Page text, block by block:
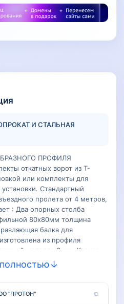
И СТАЛЬНАЯ
ПРОФИЛЯ
откатных ворот из Т-
или комплекты для
Стандартный
пролета от 4 метров,
: Два опорных столба
80х80мм толщина
балка для
из профиля
металла 3 мм, Каркас
изготовлен из
профиля 60х40х20 мм с
внутри каркаса
40х20 мм толщина металла 2
↓
"ПРОТОН" ⧉